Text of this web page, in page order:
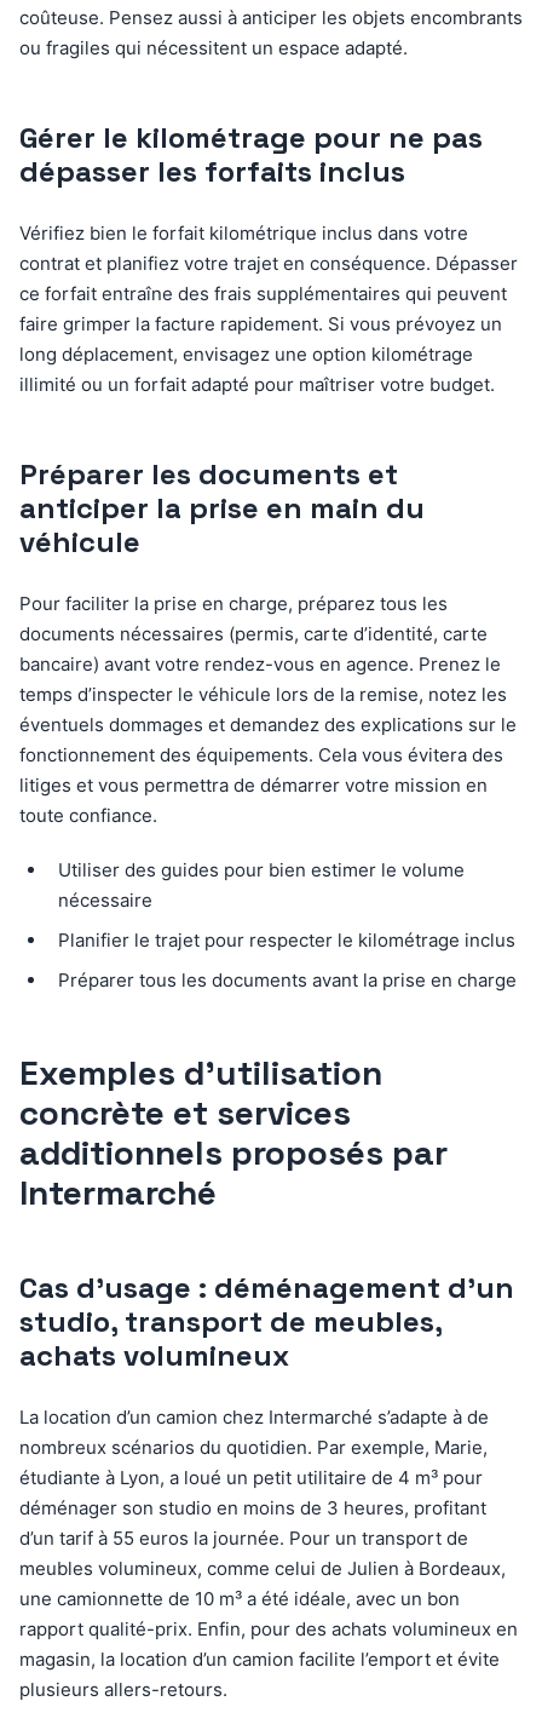
coûteuse. Pensez aussi à anticiper les objets encombrants
ou fragiles qui nécessitent un espace adapté.
Gérer le kilométrage pour ne pas
dépasser les forfaits inclus
Vérifiez bien le forfait kilométrique inclus dans votre
contrat et planifiez votre trajet en conséquence. Dépasser
ce forfait entraîne des frais supplémentaires qui peuvent
faire grimper la facture rapidement. Si vous prévoyez un
long déplacement, envisagez une option kilométrage
illimité ou un forfait adapté pour maîtriser votre budget.
Préparer les documents et
anticiper la prise en main du
véhicule
Pour faciliter la prise en charge, préparez tous les
documents nécessaires (permis, carte d’identité, carte
bancaire) avant votre rendez-vous en agence. Prenez le
temps d’inspecter le véhicule lors de la remise, notez les
éventuels dommages et demandez des explications sur le
fonctionnement des équipements. Cela vous évitera des
litiges et vous permettra de démarrer votre mission en
toute confiance.
Utiliser des guides pour bien estimer le volume
nécessaire
Planifier le trajet pour respecter le kilométrage inclus
Préparer tous les documents avant la prise en charge
Exemples d’utilisation
concrète et services
additionnels proposés par
Intermarché
Cas d’usage : déménagement d’un
studio, transport de meubles,
achats volumineux
La location d’un camion chez Intermarché s’adapte à de
nombreux scénarios du quotidien. Par exemple, Marie,
étudiante à Lyon, a loué un petit utilitaire de 4 m³ pour
déménager son studio en moins de 3 heures, profitant
d’un tarif à 55 euros la journée. Pour un transport de
meubles volumineux, comme celui de Julien à Bordeaux,
une camionnette de 10 m³ a été idéale, avec un bon
rapport qualité-prix. Enfin, pour des achats volumineux en
magasin, la location d’un camion facilite l’emport et évite
plusieurs allers-retours.